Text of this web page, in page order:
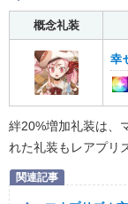
概念礼装
幸
絆20%増加礼装は、
れた礼装もレアプリ